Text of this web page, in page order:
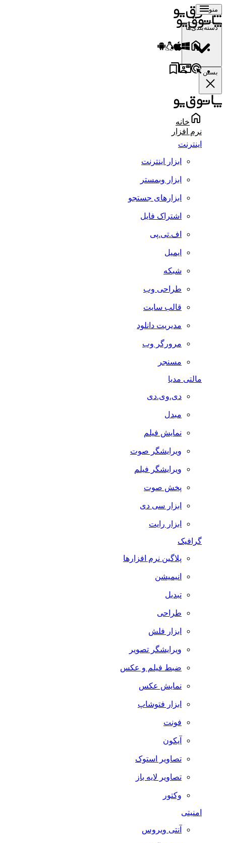
منو
دسته‌بندی‌ها
بستن
خانه
نرم افزار
اینترنت
ابزار اینترنت
ابزار وبمستر
ابزارهای جستجو
اشتراک فایل
اف.تی.پی
ایمیل
شبکه
طراحی وب
قالب سایت
مدیریت دانلود
مرورگر وب
مسنجر
مالتی مدیا
دی.وی.دی
مبدل
نمایش فیلم
ویرایشگر صوت
ویرایشگر فیلم
پخش صوت
ابزار سی دی
ابزار رایت
گرافیک
پلاگین نرم افزارها
انیمیشن
تبدیل
طراحی
ابزار فلش
ویرایشگر تصویر
ضبط فيلم و عكس
نمایش عکس
ابزار فتوشاپ
فونت
آیکون
تصاویر استوک
تصاویر لایه باز
وکتور
امنیتی
آنتی ویروس